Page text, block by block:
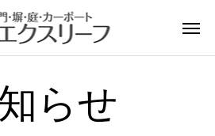
らせ